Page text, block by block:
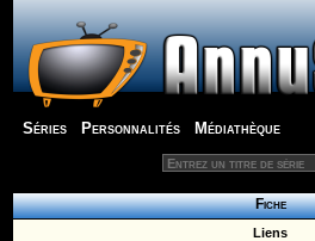
Séries Personnalités Médiathèque
Fiche
Liens